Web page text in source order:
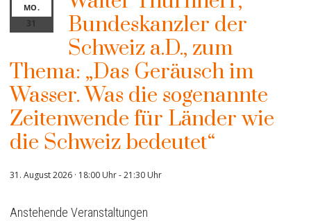
MO.
31
Bundeskanzler der
Schweiz a.D., zum
Thema: „Das Geräusch im
Wasser. Was die sogenannte
Zeitenwende für Länder wie
die Schweiz bedeutet“
31. August 2026 · 18:00 Uhr-21:30 Uhr
Anstehende Veranstaltungen